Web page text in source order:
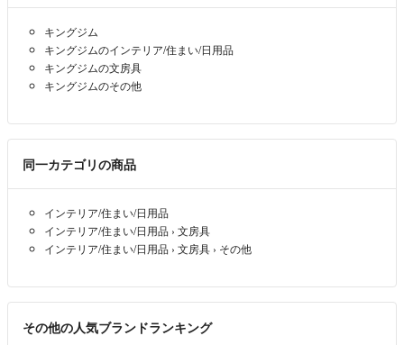
キングジム
キングジムのインテリア/住まい/日用品
キングジムの文房具
キングジムのその他
同一カテゴリの商品
インテリア/住まい/日用品
インテリア/住まい/日用品 › 文房具
インテリア/住まい/日用品 › 文房具 › その他
その他の人気ブランドランキング